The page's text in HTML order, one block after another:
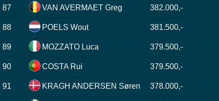
87 VAN AVERMAET Greg 382.000,-
88 POELS Wout 381.500,-
89 MOZZATO Luca 379.500,-
90 COSTA Rui 379.500,-
91 KRAGH ANDERSEN Søren 378.000,-